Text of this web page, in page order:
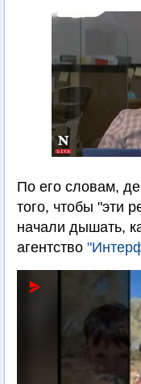
По его словам,
того, чтобы "эти
начали дышать,
агентство